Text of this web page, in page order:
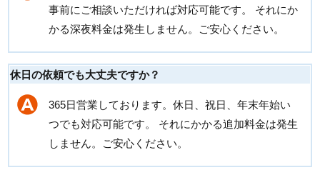
事前にご相談いただければ対応可能です。 それにか
かる深夜料金は発生しません。ご安心ください。
休日の依頼でも大丈夫ですか？
365日営業しております。休日、祝日、年末年始い
つでも対応可能です。 それにかかる追加料金は発生
しません。ご安心ください。